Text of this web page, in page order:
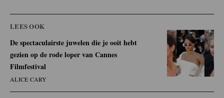
LEES OOK
De spectaculairste juwelen die je ooit hebt
gezien op de rode loper van Cannes
Filmfestival
ALICE CARY